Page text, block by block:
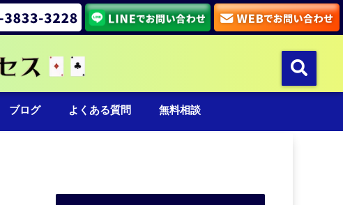
ブログ よくある質問 無料相談